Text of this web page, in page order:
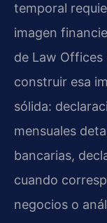
temporal
imagen
de Law Offices
construir esa
sólida:
mensuales
bancarias,
cuando
negocios o